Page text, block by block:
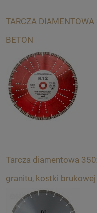
TARCZA
BETON
Tarcza diamentowa
granitu, kostki brukowej